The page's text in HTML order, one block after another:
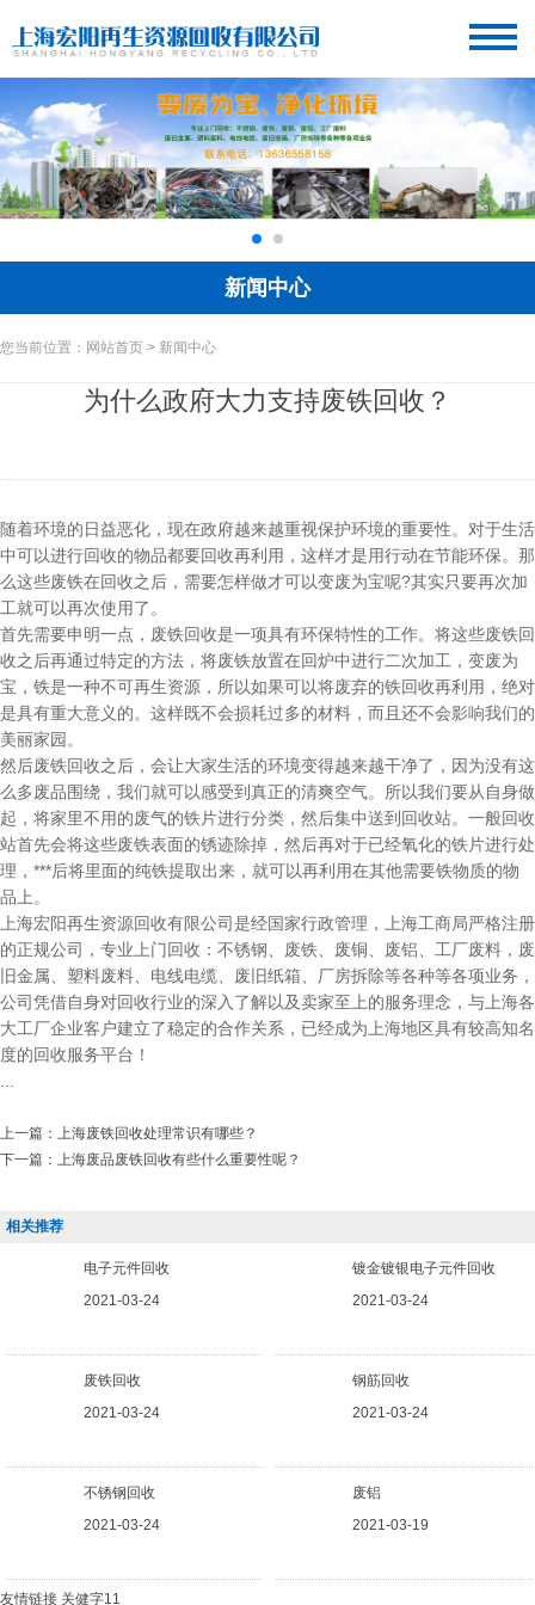
新闻中心
您当前位置：网站首页 > 新闻中心
为什么政府大力支持废铁回收？
随着环境的日益恶化，现在政府越来越重视保护环境的重要性。对于生活
中可以进行回收的物品都要回收再利用，这样才是用行动在节能环保。那
么这些废铁在回收之后，需要怎样做才可以变废为宝呢?其实只要再次加
工就可以再次使用了。
首先需要申明一点，废铁回收是一项具有环保特性的工作。将这些废铁回
收之后再通过特定的方法，将废铁放置在回炉中进行二次加工，变废为
宝，铁是一种不可再生资源，所以如果可以将废弃的铁回收再利用，绝对
是具有重大意义的。这样既不会损耗过多的材料，而且还不会影响我们的
美丽家园。
然后废铁回收之后，会让大家生活的环境变得越来越干净了，因为没有这
么多废品围绕，我们就可以感受到真正的清爽空气。所以我们要从自身做
起，将家里不用的废气的铁片进行分类，然后集中送到回收站。一般回收
站首先会将这些废铁表面的锈迹除掉，然后再对于已经氧化的铁片进行处
理，***后将里面的纯铁提取出来，就可以再利用在其他需要铁物质的物
品上。
上海宏阳再生资源回收有限公司是经国家行政管理，上海工商局严格注册
的正规公司，专业上门回收：不锈钢、废铁、废铜、废铝、工厂废料，废
旧金属、塑料废料、电线电缆、废旧纸箱、厂房拆除等各种等各项业务，
公司凭借自身对回收行业的深入了解以及卖家至上的服务理念，与上海各
大工厂企业客户建立了稳定的合作关系，已经成为上海地区具有较高知名
度的回收服务平台！
上一篇： 上海废铁回收处理常识有哪些？
下一篇： 上海废品废铁回收有些什么重要性呢？
相关推荐
电子元件回收
2021-03-24
镀金镀银电子元件回收
2021-03-24
废铁回收
2021-03-24
钢筋回收
2021-03-24
不锈钢回收
2021-03-24
废铝
2021-03-19
友情链接 关健字11